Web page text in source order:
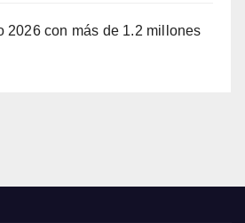
2026 con más de 1.2 millones